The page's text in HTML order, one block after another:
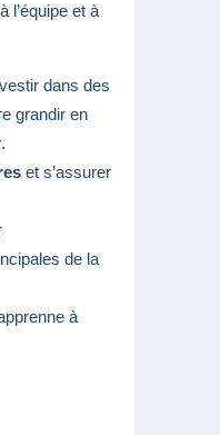
l’équipe et à
dans des
grandir en
.
et s’assurer
de la
à